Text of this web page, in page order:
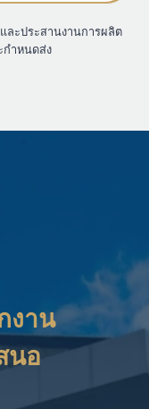
ละประสานงานการผลิต
กำหนดส่ง
งาน
นอ